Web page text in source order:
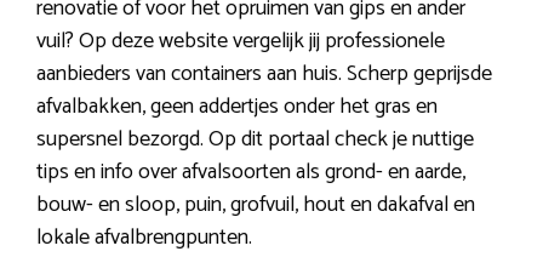
renovatie of voor het opruimen van gips en ander
vuil? Op deze website vergelijk jij professionele
aanbieders van containers aan huis. Scherp geprijsde
afvalbakken, geen addertjes onder het gras en
supersnel bezorgd. Op dit portaal check je nuttige
tips en info over afvalsoorten als grond- en aarde,
bouw- en sloop, puin, grofvuil, hout en dakafval en
lokale afvalbrengpunten.